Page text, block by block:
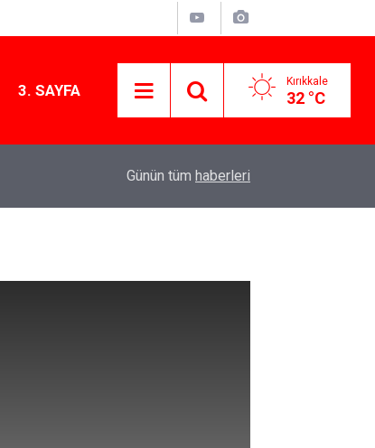
3. SAYFA Kırıkkale
32 °C
Kırıkkale’de hayvan hastalıklarına karşı
Günün tüm haberleri